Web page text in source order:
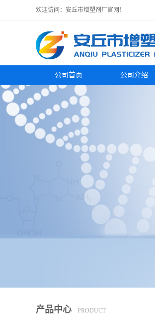
欢迎访问：安丘市增塑剂厂官网！
公司首页 公司介绍
产品中心 PRODUCT